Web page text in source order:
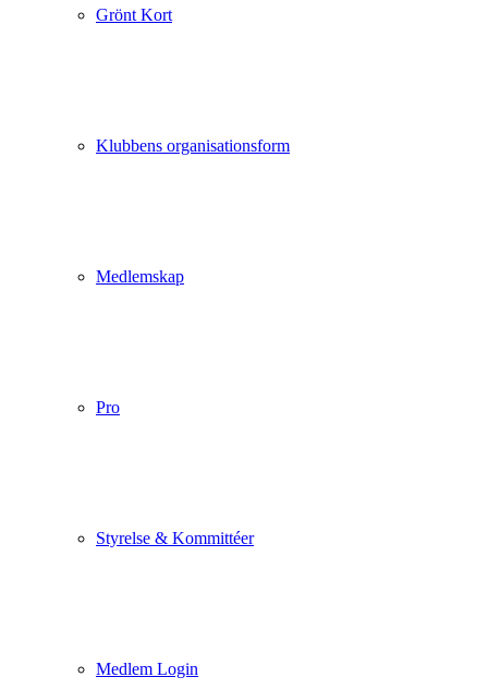
Grönt Kort
Klubbens organisationsform
Medlemskap
Pro
Styrelse & Kommittéer
Medlem Login